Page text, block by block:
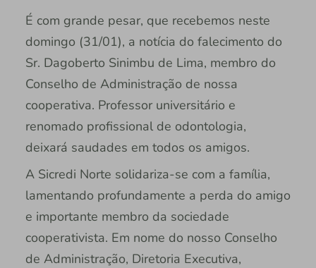
É com grande pesar, que recebemos neste
domingo (31/01), a notícia do falecimento do
Sr. Dagoberto Sinimbu de Lima, membro do
Conselho de Administração de nossa
cooperativa. Professor universitário e
renomado profissional de odontologia,
deixará saudades em todos os amigos.
A Sicredi Norte solidariza-se com a família,
lamentando profundamente a perda do amigo
e importante membro da sociedade
cooperativista. Em nome do nosso Conselho
de Administração, Diretoria Executiva,